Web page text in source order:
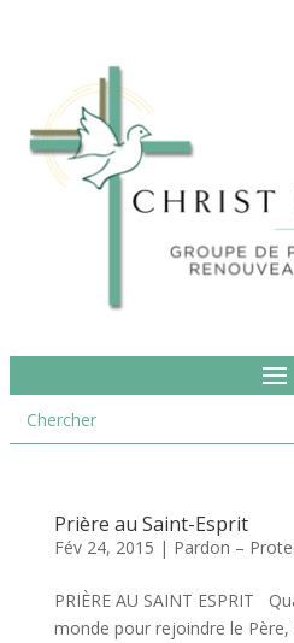
Prière au Saint-Esprit
Fév 24, 2015 | Pardon –
PRIÈRE AU SAINT ESPRIT
monde pour rejoindre le